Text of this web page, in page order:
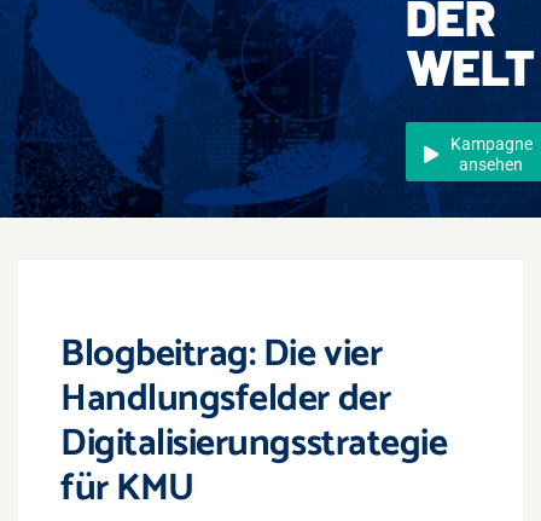
Events
Überregional
Jobs
Newsletter
DER
WELT
Kampagne
ansehen
Blogbeitrag: Die vier
Handlungsfelder der
Digitalisierungsstrategie
für KMU